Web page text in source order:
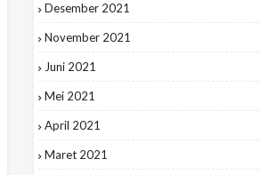
Desember 2021
November 2021
Juni 2021
Mei 2021
April 2021
Maret 2021